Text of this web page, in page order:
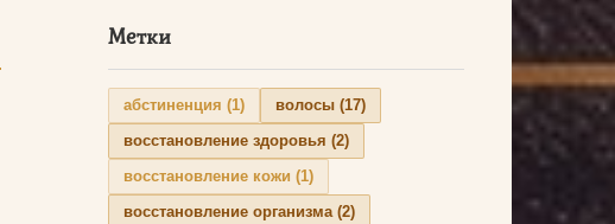
Метки
абстиненция (1) волосы (17)
восстановление здоровья (2)
восстановление кожи (1)
восстановление организма(2)